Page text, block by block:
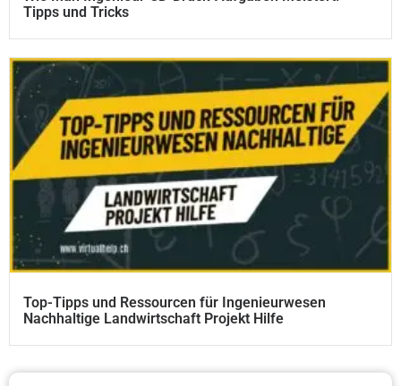
Tipps und Tricks
Top-Tipps und Ressourcen für Ingenieurwesen
Nachhaltige Landwirtschaft Projekt Hilfe